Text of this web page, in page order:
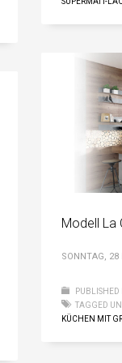
Modell La
SONNTAG, 28
PUBLISHED
TAGGED
KÜCHEN MIT